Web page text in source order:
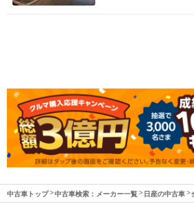
中古車トップ 中古車検索：メーカー一覧 日産の中古車